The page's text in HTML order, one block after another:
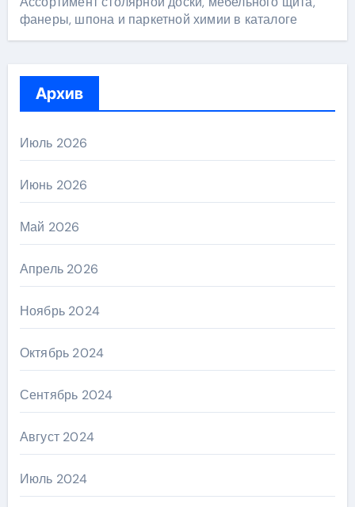
фанеры, шпона и паркетной химии в каталоге
Архив
Июль 2026
Июнь 2026
Май 2026
Апрель 2026
Ноябрь 2024
Октябрь 2024
Сентябрь 2024
Август 2024
Июль 2024